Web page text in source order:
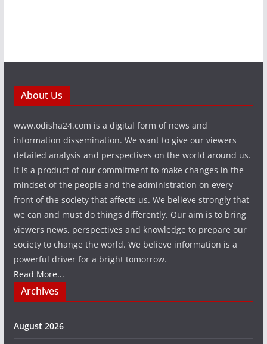
About Us
www.odisha24.com is a digital form of news and
information dissemination. We want to give our viewers
detailed analysis and perspectives on the world around us.
It is a product of our commitment to make changes in the
mindset of the people and the administration on every
front of the society that affects us. We believe strongly that
we can and must do things differently. Our aim is to bring
viewers news, perspectives and knowledge to prepare our
society to change the world. We believe information is a
powerful driver for a bright tomorrow.
Read More...
Archives
August 2026